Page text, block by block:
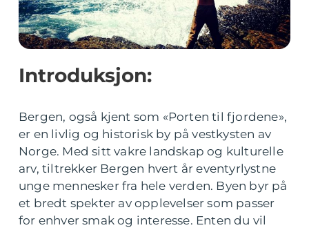
Introduksjon:
Bergen, også kjent som «Porten til fjordene»,
er en livlig og historisk by på vestkysten av
Norge. Med sitt vakre landskap og kulturelle
arv, tiltrekker Bergen hvert år eventyrlystne
unge mennesker fra hele verden. Byen byr på
et bredt spekter av opplevelser som passer
for enhver smak og interesse. Enten du vil